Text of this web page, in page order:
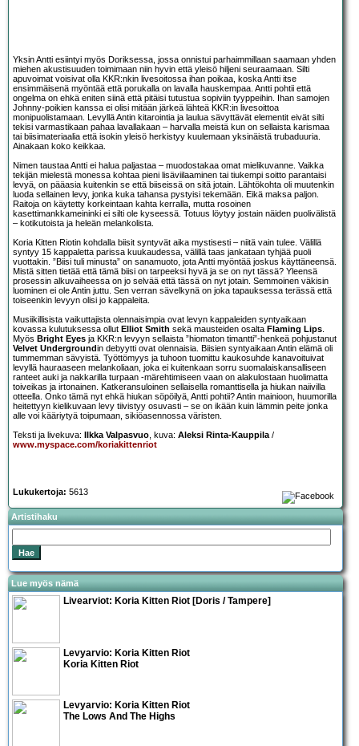
Yksin Antti esiintyi myös Doriksessa, jossa onnistui parhaimmillaan saamaan yhden
miehen akustisuuden toimimaan niin hyvin että yleisö hiljeni seuraamaan. Silti
apuvoimat voisivat olla KKR:nkin livesoitossa ihan poikaa, koska Antti itse
ensimmäisenä myöntää että porukalla on lavalla hauskempaa. Antti pohtii että
ongelma on ehkä eniten siinä että pitäisi tutustua sopiviin tyyppeihin. Ihan samojen
Johnny-poikien kanssa ei olisi mitään järkeä lähteä KKR:in livesoittoa
monipuolistamaan. Levyllä Antin kitarointia ja laulua sävyttävät elementit eivät silti
tekisi varmastikaan pahaa lavallakaan – harvalla meistä kun on sellaista karismaa
tai biisimateriaalia että isokin yleisö herkistyy kuulemaan yksinäistä trubaduuria.
Ainakaan koko keikkaa.
Nimen taustaa Antti ei halua paljastaa – muodostakaa omat mielikuvanne. Vaikka
tekijän mielestä monessa kohtaa pieni lisäviilaaminen tai tiukempi soitto parantaisi
levyä, on pääasia kuitenkin se että biiseissä on sitä jotain. Lähtökohta oli muutenkin
luoda sellainen levy, jonka kuka tahansa pystyisi tekemään. Eikä maksa paljon.
Raitoja on käytetty korkeintaan kahta kerralla, mutta rosoinen
kasettimankkameininki ei silti ole kyseessä. Totuus löytyy jostain näiden puolivälistä
– kotikutoista ja heleän melankolista.
Koria Kitten Riotin kohdalla biisit syntyvät aika mystisesti – niitä vain tulee. Välillä
syntyy 15 kappaletta parissa kuukaudessa, välillä taas jankataan tyhjää puoli
vuottakin. ”Biisi tuli minusta” on sanamuoto, jota Antti myöntää joskus käyttäneensä.
Mistä sitten tietää että tämä biisi on tarpeeksi hyvä ja se on nyt tässä? Yleensä
prosessin alkuvaiheessa on jo selvää että tässä on nyt jotain. Semmoinen väkisin
luominen ei ole Antin juttu. Sen verran sävelkynä on joka tapauksessa terässä että
toiseenkin levyyn olisi jo kappaleita.
Musiikillisista vaikuttajista olennaisimpia ovat levyn kappaleiden syntyaikaan
kovassa kulutuksessa ollut Elliot Smith sekä mausteiden osalta Flaming Lips.
Myös Bright Eyes ja KKR:n levyyn sellaista ”hiomaton timantti”-henkeä pohjustanut
Velvet Undergroundin debyytti ovat olennaisia. Biisien syntyaikaan Antin elämä oli
tummemman sävyistä. Työttömyys ja tuhoon tuomittu kaukosuhde kanavoituivat
levyllä hauraaseen melankoliaan, joka ei kuitenkaan sorru suomalaiskansalliseen
ranteet auki ja nakkarilla turpaan -märehtimiseen vaan on alakulostaan huolimatta
toiveikas ja irtonainen. Katkeransuloinen sellaisella romanttisella ja hiukan naiivilla
otteella. Onko tämä nyt ehkä hiukan söpöilyä, Antti pohtii? Antin mainioon, huumorilla
heitettyyn kielikuvaan levy tiivistyy osuvasti – se on ikään kuin lämmin peite jonka
alle voi kääriytyä toipumaan, sikiöasennossa väristen.
Teksti ja livekuva:
Ilkka Valpasvuo, kuva: Aleksi Rinta-Kauppila/
www.myspace.com/koriakittenriot
Lukukertoja: 5613
Artistihaku
Lue myös nämä
Livearviot: Koria Kitten Riot [Doris / Tampere]
Levyarvio: Koria Kitten Riot
Koria Kitten Riot
Levyarvio: Koria Kitten Riot
The Lows And The Highs